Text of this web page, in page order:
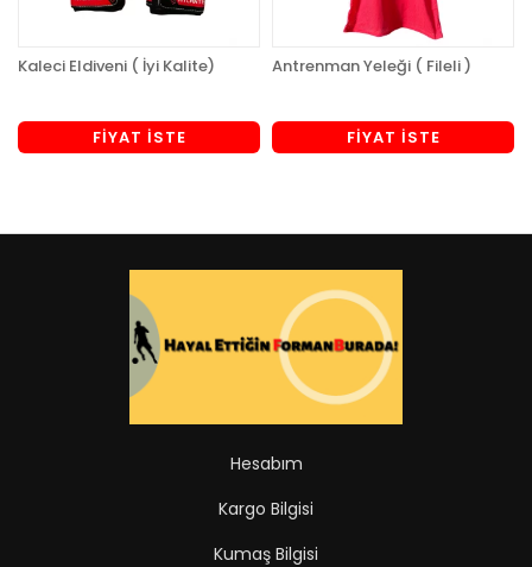
Kaleci Eldiveni ( İyi Kalite)
FİYAT İSTE
Antrenman Yeleği ( Fileli )
FİYAT İSTE
Hesabım
Kargo Bilgisi
Kumaş Bilgisi